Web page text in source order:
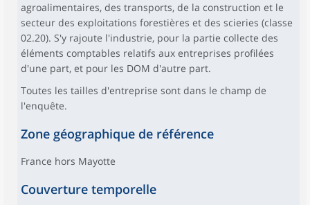
agroalimentaires, des transports, de la construction et le
secteur des exploitations forestières et des scieries (classe
02.20). S'y rajoute l'industrie, pour la partie collecte des
éléments comptables relatifs aux entreprises profilées
d'une part, et pour les DOM d'autre part.
Toutes les tailles d'entreprise sont dans le champ de
l'enquête.
Zone géographique de référence
France hors Mayotte
Couverture temporelle